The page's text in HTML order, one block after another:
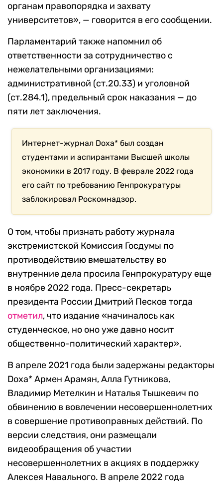
органам правопорядка и захвату
университетов», — говорится в его сообщении.
Парламентарий также напомнил об
ответственности за сотрудничество с
нежелательными организациями:
административной (ст.20.33) и уголовной
(ст.284.1), предельный срок наказания — до
пяти лет заключения.
Интернет-журнал Doxa* был создан
студентами и аспирантами Высшей школы
экономики в 2017 году. В феврале 2022 года
его сайт по требованию Генпрокуратуры
заблокировал Роскомнадзор.
О том, чтобы признать работу журнала
экстремистской Комиссия Госдумы по
противодействию вмешательству во
внутренние дела просила Генпрокуратуру еще
в ноябре 2022 года. Пресс-секретарь
президента России Дмитрий Песков тогда
отметил, что издание «начиналось как
студенческое, но оно уже давно носит
общественно-политический характер».
В апреле 2021 года были задержаны редакторы
Doxa* Армен Арамян, Алла Гутникова,
Владимир Метелкин и Наталья Тышкевич по
обвинению в вовлечении несовершеннолетних
в совершение противоправных действий. По
версии следствия, они размещали
видеообращения об участии
несовершеннолетних в акциях в поддержку
Алексея Навального. В апреле 2022 года